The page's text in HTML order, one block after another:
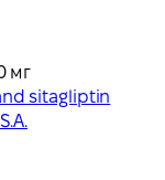
мг
sitagliptin